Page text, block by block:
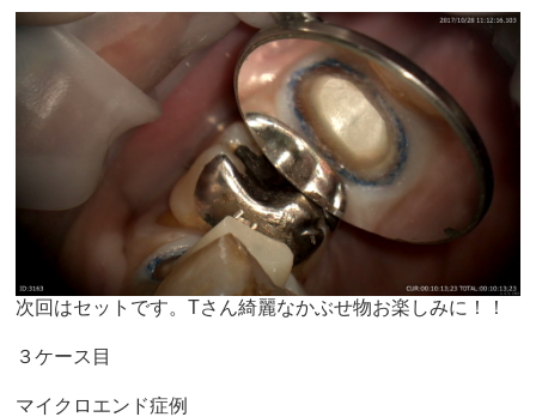
次回はセットです。Tさん綺麗なかぶせ物お楽しみに！！
３ケース目
マイクロエンド症例